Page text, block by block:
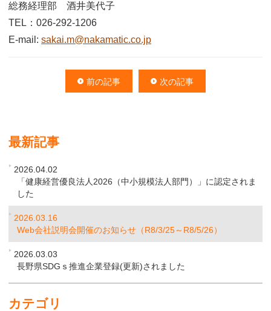
総務経理部 酒井美代子
TEL：026-292-1206
E-mail: sakai.m@nakamatic.co.jp
前の記事 次の記事
最新記事
2026.04.02
「健康経営優良法人2026（中小規模法人部門）」に認定されま
した
2026.03.16
Web会社説明会開催のお知らせ（R8/3/25～R8/5/26）
2026.03.03
長野県SDGｓ推進企業登録(更新)されました
カテゴリ